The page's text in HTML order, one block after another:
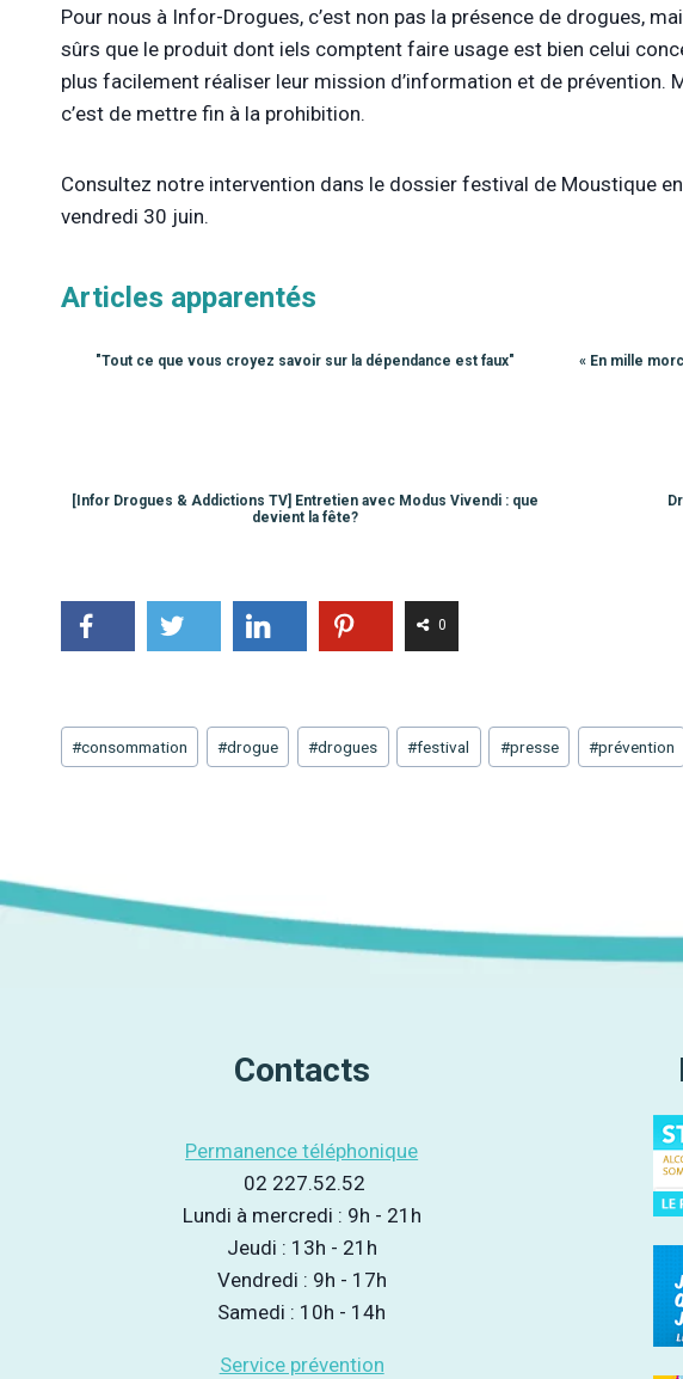
Pour nous à Infor-Drogues, c’est non pas la présence de drogues,
sûrs que le produit dont iels comptent faire usage est bien celui
plus facilement réaliser leur mission d’information et de prévention.
c’est de mettre fin à la prohibition.
Consultez notre intervention dans le dossier festival de Moustique en
vendredi 30 juin.
Articles apparentés
"Tout ce que vous croyez savoir sur la dépendance est faux"
« En mille
[Infor Drogues & Addictions TV] Entretien avec Modus Vivendi : que
devient la fête?
0
Étiquettes
de
#consommation #drogue #drogues #festival #presse #prévention
Contacts
Permanence téléphonique
02 227.52.52
Lundi à mercredi : 9h - 21h
Jeudi : 13h - 21h
Vendredi : 9h - 17h
Samedi : 10h - 14h
Service prévention